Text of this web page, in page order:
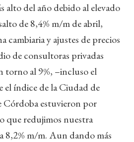
alto del año debido al elevado
de 8,4% m/m de abril,
cambiaria y ajustes de precios
de consultoras privadas
torno al 9%, –incluso el
índice de la Ciudad de
Córdoba estuvieron por
que redujimos nuestra
8,2% m/m. Aun dando más